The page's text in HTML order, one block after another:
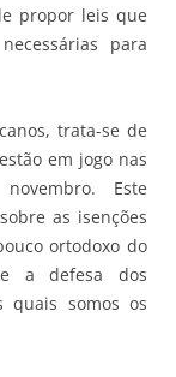
propor leis que
para
trata-se de
em jogo nas
Este
as isenções
ortodoxo do
a defesa dos
quais somos os